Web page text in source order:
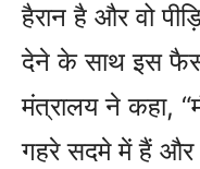
हैरान है और वो
देने के साथ इस
मंत्रालय ने कहा,
गहरे सदमे में हैं